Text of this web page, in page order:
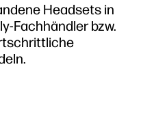
Headsets in
Fachhändler bzw.